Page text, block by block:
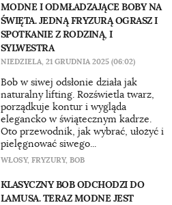
MODNE I ODMŁADZAJĄCE BOBY NA
ŚWIĘTA. JEDNĄ FRYZURĄ OGRASZ I
SPOTKANIE Z RODZINĄ, I
SYLWESTRA
NIEDZIELA, 21 GRUDNIA 2025 (06:02)
Bob w siwej odsłonie działa jak
naturalny lifting. Rozświetla twarz,
porządkuje kontur i wygląda
elegancko w świątecznym kadrze.
Oto przewodnik, jak wybrać, ułożyć i
pielęgnować siwego...
WŁOSY, FRYZURY, BOB
KLASYCZNY BOB ODCHODZI DO
LAMUSA. TERAZ MODNE JEST